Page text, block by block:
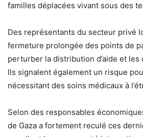
familles déplacées vivant sous des
Des représentants du secteur privé
fermeture prolongée des points de
perturber la distribution d’aide et les
Ils signalent également un risque
nécessitant des soins médicaux à
Selon des responsables
de Gaza a fortement reculé ces